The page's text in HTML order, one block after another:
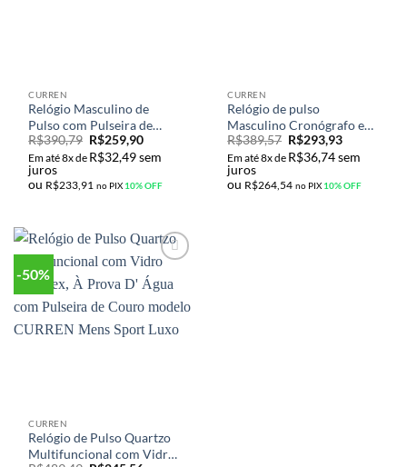
CURREN
Relógio Masculino de
Pulso com Pulseira de
Couro Estilo Exército
Militar de Luxo Curren
R$390,79 R$259,90
Em até 8x de R$32,49sem
juros
ou R$233,91 no PIX 10% OFF
CURREN
Relógio de pulso
Masculino Cronógrafo em
Aço Inoxidável a prova
d’água Luxo
R$389,57 R$293,93
Em até 8x de R$36,74sem
juros
ou R$264,54 no PIX 10% OFF
-50%
aos meus
CURREN
Relógio de Pulso Quartzo
Multifuncional com Vidro